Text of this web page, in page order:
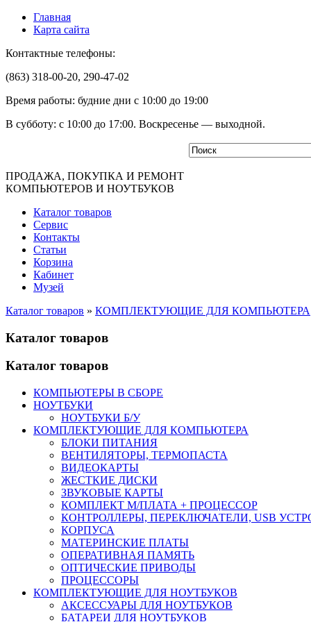
Главная
Карта сайта
Контактные телефоны:
(863) 318-00-20, 290-47-02
Время работы: будние дни с 10:00 до 19:00
В субботу: с 10:00 до 17:00. Воскресенье — выходной.
ПРОДАЖА, ПОКУПКА И РЕМОНТ
КОМПЬЮТЕРОВ И НОУТБУКОВ
Каталог товаров
Сервис
Контакты
Статьи
Корзина
Кабинет
Музей
Каталог товаров » КОМПЛЕКТУЮЩИЕ ДЛЯ КОМПЬЮТЕРА
Каталог товаров
Каталог товаров
КОМПЬЮТЕРЫ В СБОРЕ
НОУТБУКИ
НОУТБУКИ Б/У
КОМПЛЕКТУЮЩИЕ ДЛЯ КОМПЬЮТЕРА
БЛОКИ ПИТАНИЯ
ВЕНТИЛЯТОРЫ, ТЕРМОПАСТА
ВИДЕОКАРТЫ
ЖЕСТКИЕ ДИСКИ
ЗВУКОВЫЕ КАРТЫ
КОМПЛЕКТ М/ПЛАТА + ПРОЦЕССОР
КОНТРОЛЛЕРЫ, ПЕРЕКЛЮЧАТЕЛИ, USB
КОРПУСА
МАТЕРИНСКИЕ ПЛАТЫ
ОПЕРАТИВНАЯ ПАМЯТЬ
ОПТИЧЕСКИЕ ПРИВОДЫ
ПРОЦЕССОРЫ
КОМПЛЕКТУЮЩИЕ ДЛЯ НОУТБУКОВ
АКСЕССУАРЫ ДЛЯ НОУТБУКОВ
БАТАРЕИ ДЛЯ НОУТБУКОВ